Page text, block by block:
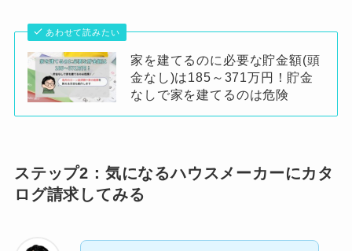
あわせて読みたい
家を建てるのに必要な貯金額(頭
金なし)は185～371万円！貯金
なしで家を建てるのは危険
ステップ2：気になるハウスメーカーにカタ
ログ請求してみる